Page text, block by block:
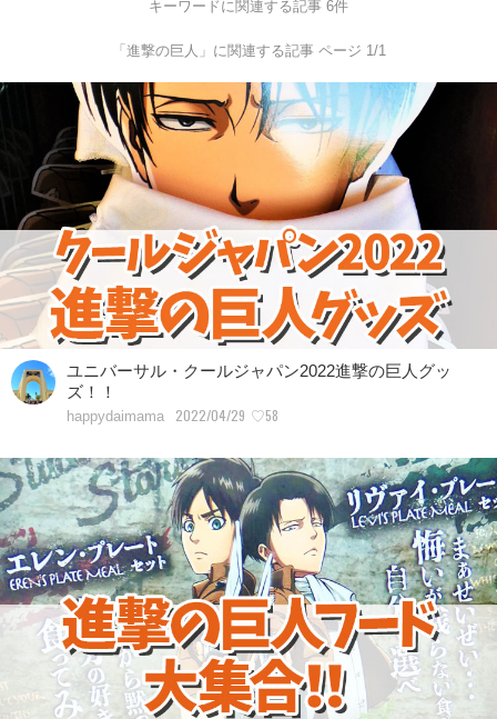
キーワードに関連する記事 6件
「進撃の巨人」に関連する記事 ページ 1/1
ユニバーサル・クールジャパン2022進撃の巨人グッ
ズ！！
happydaimama 2022/04/29 ♡58